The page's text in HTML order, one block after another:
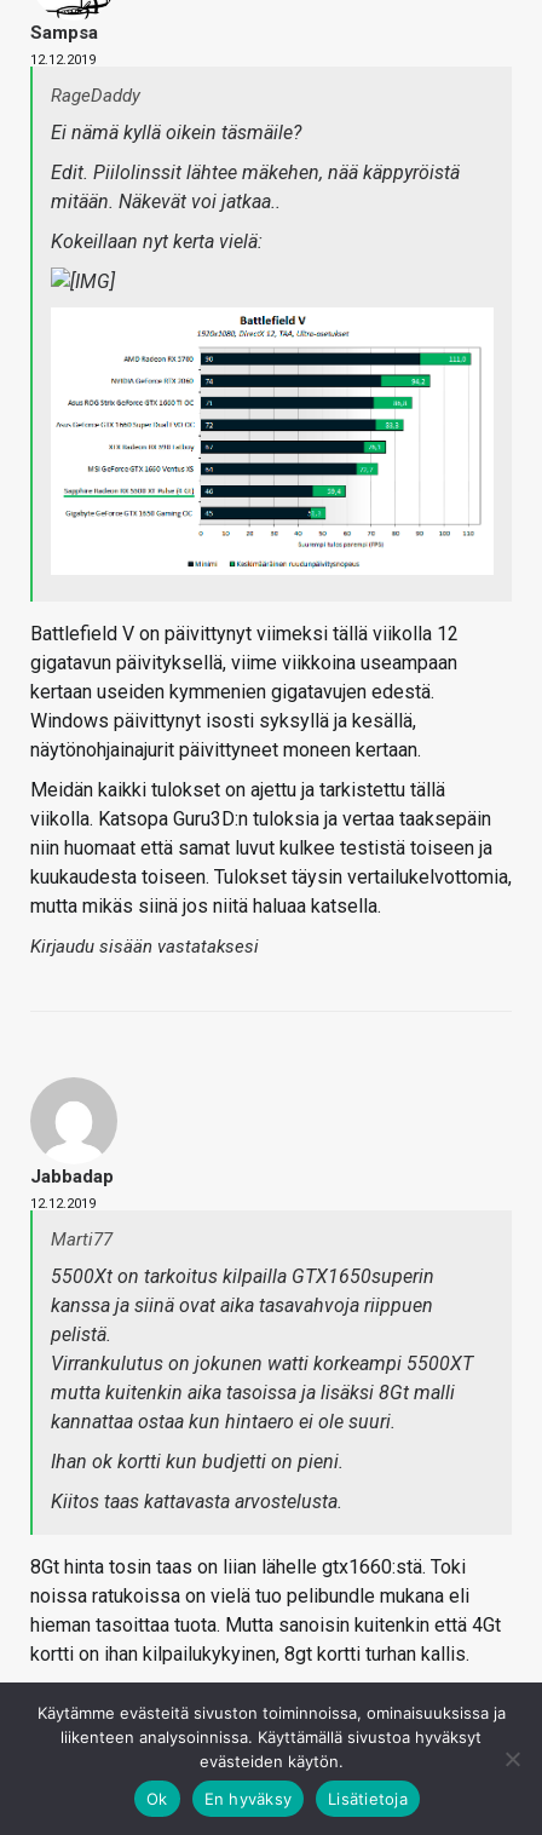
Sampsa
12.12.2019
RageDaddy
Ei nämä kyllä oikein täsmäile?
Edit. Piilolinssit lähtee mäkehen, nää käppyröistä
mitään. Näkevät voi jatkaa..
Kokeillaan nyt kerta vielä:
Battlefield V on päivittynyt viimeksi tällä viikolla 12
gigatavun päivityksellä, viime viikkoina useampaan
kertaan useiden kymmenien gigatavujen edestä.
Windows päivittynyt isosti syksyllä ja kesällä,
näytönohjainajurit päivittyneet moneen kertaan.
Meidän kaikki tulokset on ajettu ja tarkistettu tällä
viikolla. Katsopa Guru3D:n tuloksia ja vertaa taaksepäin
niin huomaat että samat luvut kulkee testistä toiseen ja
kuukaudesta toiseen. Tulokset täysin vertailukelvottomia,
mutta mikäs siinä jos niitä haluaa katsella.
Kirjaudu sisään vastataksesi
Jabbadap
12.12.2019
Marti77
5500Xt on tarkoitus kilpailla GTX1650superin
kanssa ja siinä ovat aika tasavahvoja riippuen
pelistä.
Virrankulutus on jokunen watti korkeampi 5500XT
mutta kuitenkin aika tasoissa ja lisäksi 8Gt malli
kannattaa ostaa kun hintaero ei ole suuri.
Ihan ok kortti kun budjetti on pieni.
Kiitos taas kattavasta arvostelusta.
8Gt hinta tosin taas on liian lähelle gtx1660:stä. Toki
noissa ratukoissa on vielä tuo pelibundle mukana eli
hieman tasoittaa tuota. Mutta sanoisin kuitenkin että 4Gt
kortti on ihan kilpailukykyinen, 8gt kortti turhan kallis.
Käytämme evästeitä sivuston toiminnoissa, ominaisuuksissa ja
liikenteen analysoinnissa. Käyttämällä sivustoa hyväksyt
evästeiden käytön.
Ok
En hyväksy Lisätietoja